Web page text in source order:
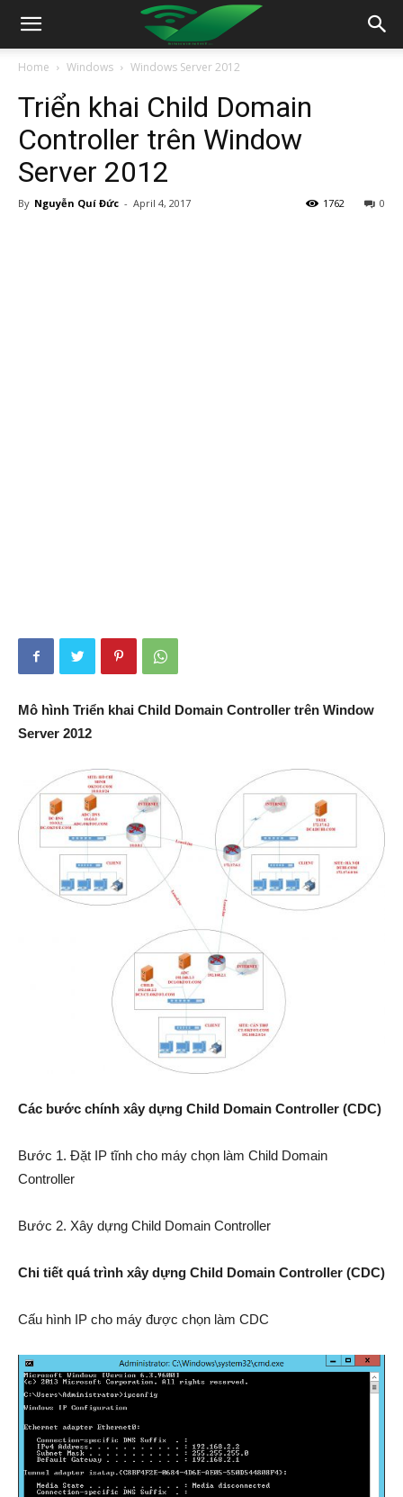
Home Windows Windows Server 2012
Triển khai Child Domain
Controller trên Window
Server 2012
By Nguyễn Quí Đức - April 4, 2017 0
1762
Mô hình Triển khai Child Domain Controller trên Window
Server 2012
Các bước chính xây dựng Child Domain Controller (CDC)
Bước 1. Đặt IP tĩnh cho máy chọn làm Child Domain
Controller
Bước 2. Xây dựng Child Domain Controller
Chi tiết quá trình xây dựng Child Domain Controller (CDC)
Cấu hình IP cho máy được chọn làm CDC